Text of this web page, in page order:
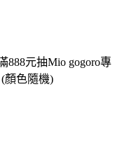
888元抽Mio gogoro專
顏色隨機)